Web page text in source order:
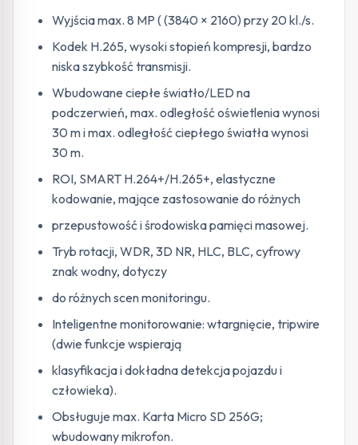
Wyjścia max. 8 MP ( (3840 × 2160) przy 20 kl./s.
Kodek H.265, wysoki stopień kompresji, bardzo
niska szybkość transmisji.
Wbudowane ciepłe światło/LED na
podczerwień, max. odległość oświetlenia wynosi
30 m i max. odległość ciepłego światła wynosi
30 m.
ROI, SMART H.264+/H.265+, elastyczne
kodowanie, mające zastosowanie do różnych
przepustowość i środowiska pamięci masowej.
Tryb rotacji, WDR, 3D NR, HLC, BLC, cyfrowy
znak wodny, dotyczy
do różnych scen monitoringu.
Inteligentne monitorowanie: wtargnięcie, tripwire
(dwie funkcje wspierają
klasyfikacja i dokładna detekcja pojazdu i
człowieka).
Obsługuje max. Karta Micro SD 256G;
wbudowany mikrofon.